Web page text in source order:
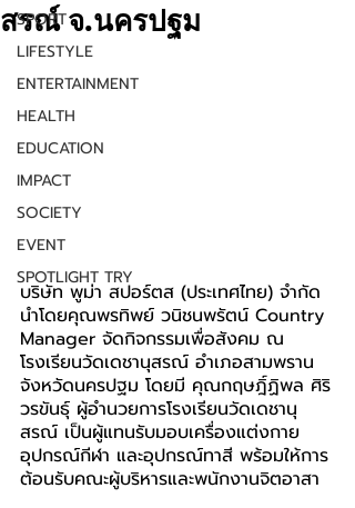
SPORT
LIFESTYLE
ENTERTAINMENT
HEALTH
EDUCATION
IMPACT
SOCIETY
EVENT
SPOTLIGHT TRY
สรณ์ จ.นครปฐม
บริษัท พูม่า สปอร์ตส (ประเทศไทย) จำกัด
นำโดยคุณพรทิพย์ วนิชนพรัตน์ Country
Manager จัดกิจกรรมเพื่อสังคม ณ
โรงเรียนวัดเดชานุสรณ์ อำเภอสามพราน
จังหวัดนครปฐม โดยมี คุณกฤษฎิ์ฏิพล ศิริ
วรขันธุ์ ผู้อำนวยการโรงเรียนวัดเดชานุ
สรณ์ เป็นผู้แทนรับมอบเครื่องแต่งกาย
อุปกรณ์กีฬา และอุปกรณ์ทาสี พร้อมให้การ
ต้อนรับคณะผู้บริหารและพนักงานจิตอาสา